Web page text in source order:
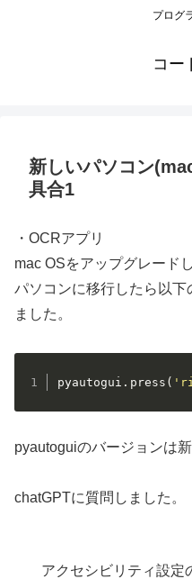
プログ
コー
新しいパソコン
具合1
・OCRアプリ
mac OSをアップグレード
パソコンに移行したら以
ました。
pyautogui . press (
pyautoguiのバージョンは新
chatGPTに質問しました。
アクセシビリティ設定